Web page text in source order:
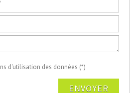
d'utilisation des données (*)
ENVOYER